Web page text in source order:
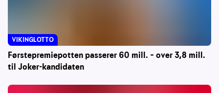
Førstepremiepotten passerer 60 mill. – over 3,8 mill.
til Joker-kandidaten
VIKINGLOTTO